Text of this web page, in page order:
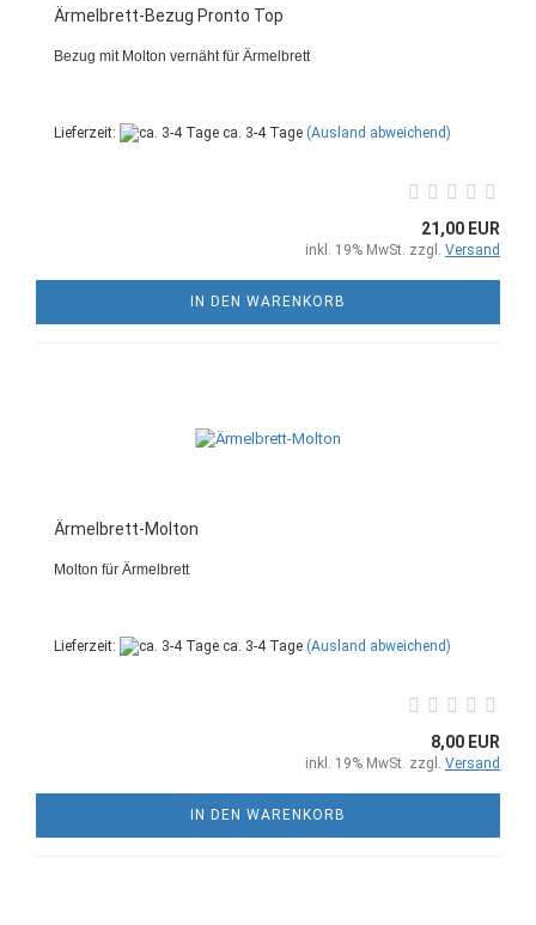
Ärmelbrett-Bezug Pronto Top
Bezug mit Molton vernäht für Ärmelbrett
Lieferzeit: ca. 3-4 Tage (Ausland abweichend)
21,00 EUR
inkl. 19% MwSt. zzgl. Versand
IN DEN WARENKORB
Ärmelbrett-Molton
Molton für Ärmelbrett
Lieferzeit: ca. 3-4 Tage (Ausland abweichend)
8,00 EUR
inkl. 19% MwSt. zzgl. Versand
IN DEN WARENKORB